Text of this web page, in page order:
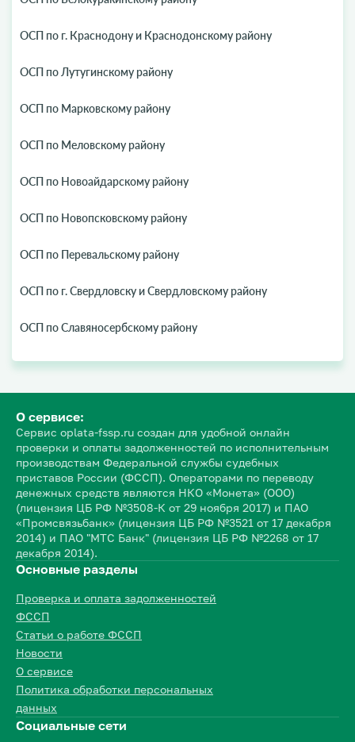
ОСП по г. Краснодону и Краснодонскому району
ОСП по Лутугинскому району
ОСП по Марковскому району
ОСП по Меловскому району
ОСП по Новоайдарскому району
ОСП по Новопсковскому району
ОСП по Перевальскому району
ОСП по г. Свердловску и Свердловскому району
ОСП по Славяносербскому району
О сервисе:
Сервис oplata-fssp.ru создан для удобной онлайн
проверки и оплаты задолженностей по исполнительным
производствам Федеральной службы судебных
приставов России (ФССП). Операторами по переводу
денежных средств являются НКО «Монета» (ООО)
(лицензия ЦБ РФ №3508-К от 29 ноября 2017) и ПАО
«Промсвязьбанк» (лицензия ЦБ РФ №3521 от 17 декабря
2014) и ПАО "МТС Банк" (лицензия ЦБ РФ №2268 от 17
декабря 2014).
Основные разделы
Проверка и оплата задолженностей
ФССП
Статьи о работе ФССП
Новости
О сервисе
Политика обработки персональных
данных
Социальные сети